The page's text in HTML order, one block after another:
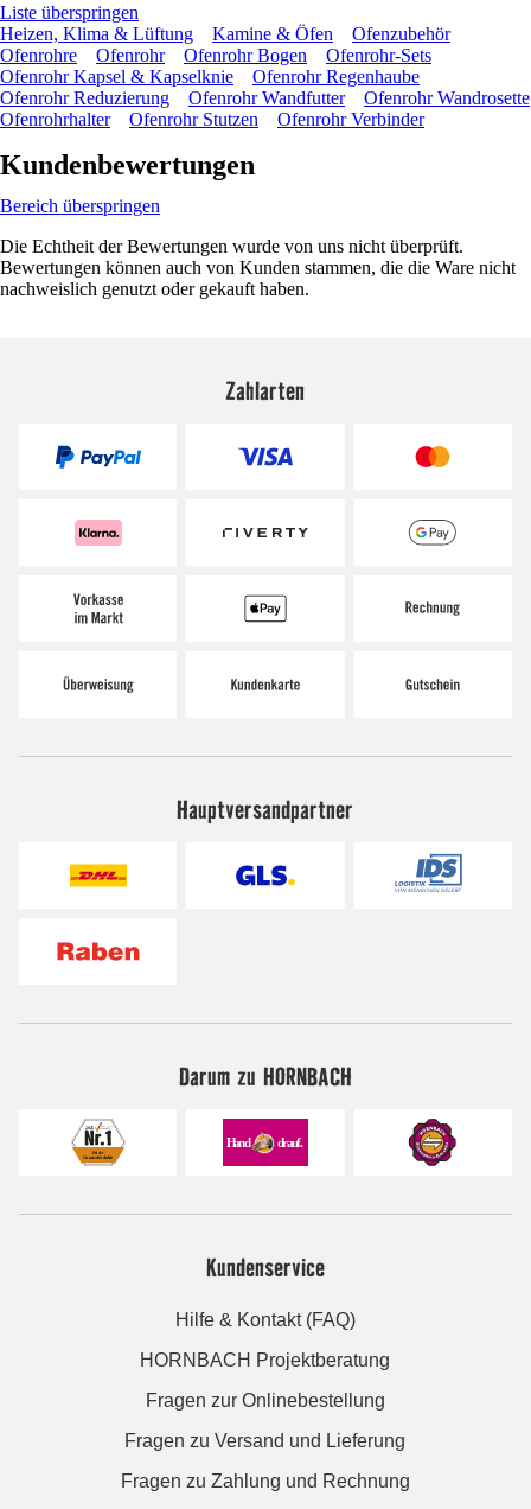
Liste überspringen
Heizen, Klima & Lüftung
Kamine & Öfen
Ofenzubehör
Ofenrohre
Ofenrohr Ofenrohr Bogen
Ofenrohr-Sets
Ofenrohr Kapsel & Kapselknie
Ofenrohr Regenhaube
Ofenrohr Reduzierung
Ofenrohr Wandfutter
Ofenrohr Wandrosette
Ofenrohrhalter
Ofenrohr Stutzen Ofenrohr Verbinder
Kundenbewertungen
Bereich überspringen
Die Echtheit der Bewertungen wurde von uns nicht überprüft.
Bewertungen können auch von Kunden stammen, die die Ware nicht
nachweislich genutzt oder gekauft haben.
Zahlarten
Hauptversandpartner
Darum zu HORNBACH
Kundenservice
Hilfe & Kontakt (FAQ)
HORNBACH Projektberatung
Fragen zur Onlinebestellung
Fragen zu Versand und Lieferung
Fragen zu Zahlung und Rechnung